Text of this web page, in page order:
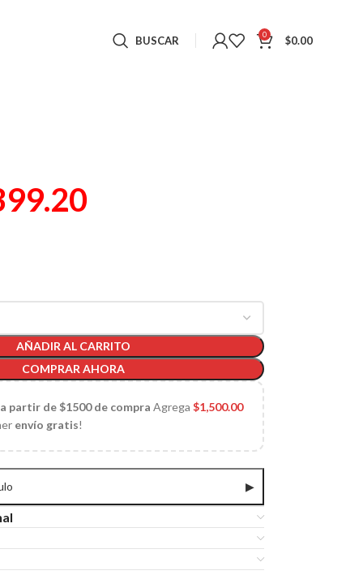
BUSCAR 0 $0.00
AÑADIR AL CARRITO
COMPRAR AHORA
partir de $1500 de compra Agrega$1,500.00
envío gratis!
▶